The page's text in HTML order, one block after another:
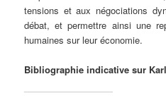
tensions et aux négociations
débat, et permettre ainsi une
humaines sur leur économie.
Bibliographie indicative sur